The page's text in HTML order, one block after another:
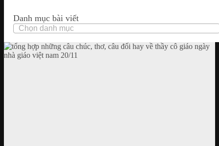
Danh mục bài viết
Danh
mục
bài
viết